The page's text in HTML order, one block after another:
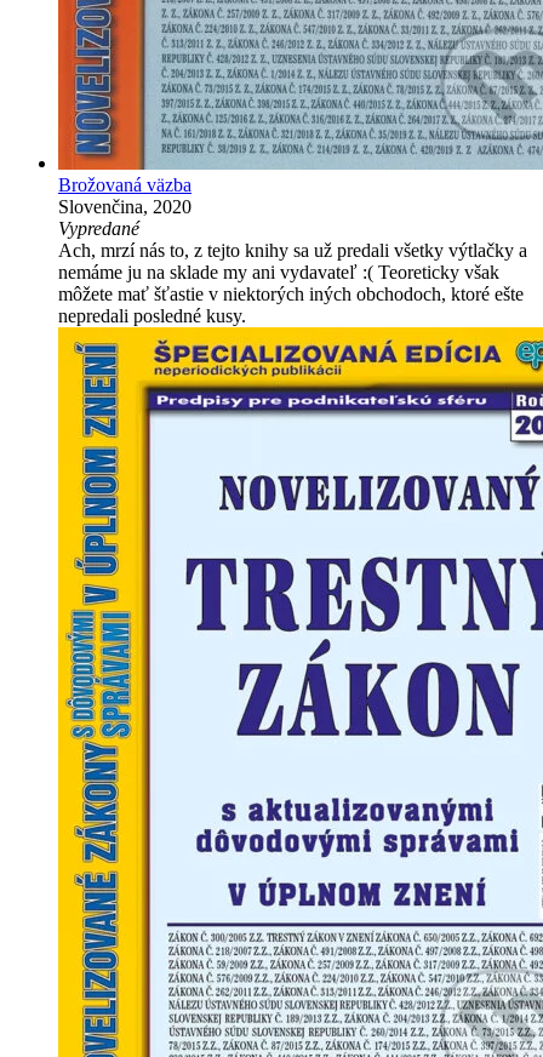
Brožovaná väzba
Slovenčina, 2020
Vypredané
Ach, mrzí nás to, z tejto knihy sa už predali všetky výtlačky a
nemáme ju na sklade my ani vydavateľ :( Teoreticky však
môžete mať šťastie v niektorých iných obchodoch, ktoré ešte
nepredali posledné kusy.